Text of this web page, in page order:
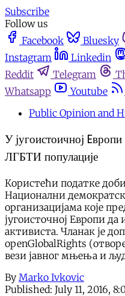
Subscribe
Follow us
Facebook
Bluesky
Instagram
Linkedin
Reddit
Telegram
Whatsapp
Youtube
Public Opinion and
У југоистоичној
ЛГБТИ популације
Користећи податке
Национални
организацијама које
југоисточној Европи да
активиста. Чланак је
оpenGlobalRights
вези јавног мњења и
By Marko Ivkovic
Published: July 11, 2016,